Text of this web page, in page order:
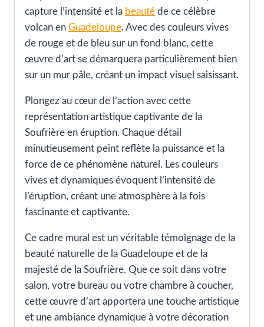
capture l’intensité et la beauté de ce célèbre
volcan en Guadeloupe. Avec des couleurs vives
de rouge et de bleu sur un fond blanc, cette
œuvre d’art se démarquera particulièrement bien
sur un mur pâle, créant un impact visuel saisissant.
Plongez au cœur de l’action avec cette
représentation artistique captivante de la
Soufrière en éruption. Chaque détail
minutieusement peint reflète la puissance et la
force de ce phénomène naturel. Les couleurs
vives et dynamiques évoquent l’intensité de
l’éruption, créant une atmosphère à la fois
fascinante et captivante.
Ce cadre mural est un véritable témoignage de la
beauté naturelle de la Guadeloupe et de la
majesté de la Soufrière. Que ce soit dans votre
salon, votre bureau ou votre chambre à coucher,
cette œuvre d’art apportera une touche artistique
et une ambiance dynamique à votre décoration